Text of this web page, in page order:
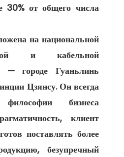
30% от общего числа
и кабельной
— городе Гуаньлинь
Цзянсу. Он всегда
философии бизнеса
клиент
поставлять более
безупречный